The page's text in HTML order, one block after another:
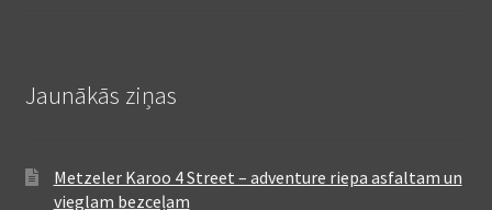
Jaunākās ziņas
Metzeler Karoo 4 Street – adventure riepa asfaltam un
vieglam bezceļam